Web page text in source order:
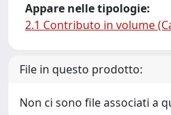
Appare nelle tipologie:
2.1 Contributo in volume
File in questo prodotto:
Non ci sono file associati a